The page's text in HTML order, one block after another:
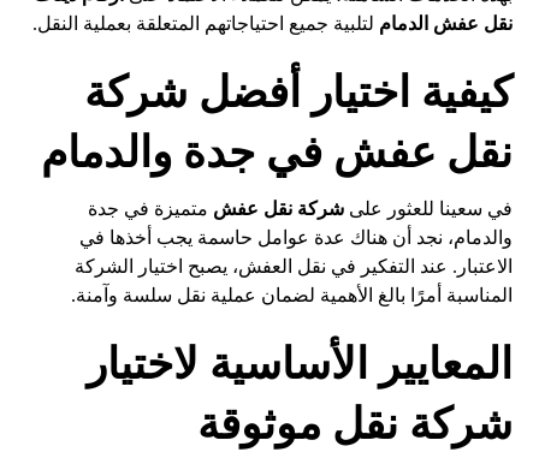
نقل عفش الدمام لتلبية جميع احتياجاتهم المتعلقة بعملية النقل.
كيفية اختيار أفضل شركة
نقل عفش في جدة والدمام
في سعينا للعثور علىشركة نقل عفش متميزة في جدة
والدمام، نجد أن هناك عدة عوامل حاسمة يجب أخذها في
الاعتبار. عند التفكير في نقل العفش، يصبح اختيار الشركة
المناسبة أمرًا بالغ الأهمية لضمان عملية نقل سلسة وآمنة.
المعايير الأساسية لاختيار
شركة نقل موثوقة